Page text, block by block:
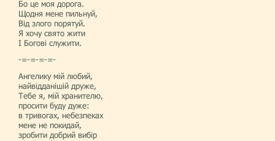
Бо це моя дорога.
Щодня мене пильнуй,
Від злого порятуй.
Я хочу свято жити
І Богові служити.
-=-=-=-=-
Ангелику мій любий,
найвідданішій друже,
Тебе я, мій хранителю,
просити буду дуже:
в тривогах, небезпеках
мене не покидай,
зробити добрий вибір